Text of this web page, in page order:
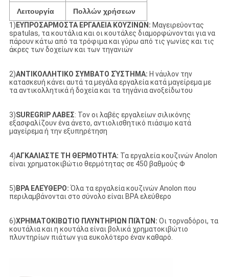
Λειτουργία
Πολλών χρήσεων
1) ΕΥΠΡΟΣΑΡΜΟΣΤΑ ΕΡΓΑΛΕΙΑ ΚΟΥΖΙΝΩΝ: Μαγειρεύοντας
spatulas, τα κουτάλια και οι κουτάλες διαμορφώνονται για να
πάρουν κάτω από τα τρόφιμα και γύρω από τις γωνίες και τις
άκρες των δοχείων και των τηγανιών
2)ΑΝΤΙΚΟΛΛΗΤΙΚΟ ΣΥΜΒΑΤΟ ΣΎΣΤΗΜΑ: Η νάυλον την
κατασκευή κάνει αυτά τα μεγάλα εργαλεία κατά μαγείρεμα με
τα αντικολλητικά ή δοχεία και τα τηγάνια ανοξείδωτου
3)SUREGRIP ΛΑΒΕΣ: Τον οι λαβές εργαλείων σιλικόνης
εξασφαλίζουν ένα άνετο, αντιολισθητικό πιάσιμο κατά
μαγείρεμα ή την εξυπηρέτηση
4)ΑΓΚΑΛΙΑΣΤΕ ΤΗ ΘΕΡΜΟΤΗΤΑ: Τα εργαλεία κουζινών Anolon
είναι χρηματοκιβώτιο θερμότητας σε 450 βαθμούς Φ
5) BPA ΕΛΕΎΘΕΡΟ: Όλα τα εργαλεία κουζινών Anolon που
περιλαμβάνονται στο σύνολο είναι BPA ελεύθερο
6)ΧΡΗΜΑΤΟΚΙΒΩΤΙΟ ΠΛΥΝΤΗΡΙΩΝ ΠΙΆΤΩΝ: Οι τορναδόροι, τα
κουτάλια και η κουτάλα είναι βολικά χρηματοκιβώτιο
πλυντηρίων πιάτων για ευκολότερο έναν καθαρό.